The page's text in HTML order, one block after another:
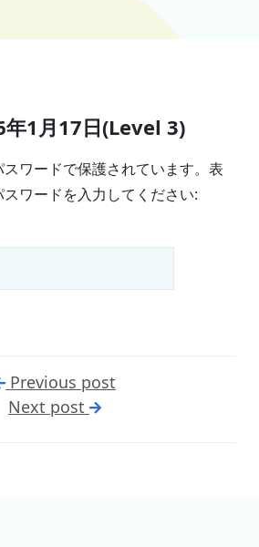
年1月17日(Level 3)
ワードで保護されています。表
ワードを入力してください:
Previous post
Next post